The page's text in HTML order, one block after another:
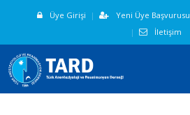
Üye Girişi Yeni Üye Başvurusu
İletişim